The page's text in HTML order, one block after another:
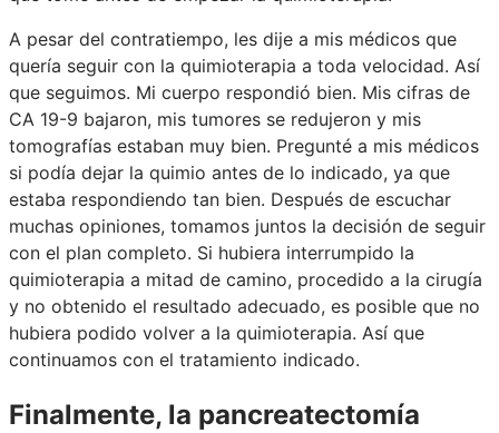
A pesar del contratiempo, les dije a mis médicos que
quería seguir con la quimioterapia a toda velocidad. Así
que seguimos. Mi cuerpo respondió bien. Mis cifras de
CA 19-9 bajaron, mis tumores se redujeron y mis
tomografías estaban muy bien. Pregunté a mis médicos
si podía dejar la quimio antes de lo indicado, ya que
estaba respondiendo tan bien. Después de escuchar
muchas opiniones, tomamos juntos la decisión de seguir
con el plan completo. Si hubiera interrumpido la
quimioterapia a mitad de camino, procedido a la cirugía
y no obtenido el resultado adecuado, es posible que no
hubiera podido volver a la quimioterapia. Así que
continuamos con el tratamiento indicado.
Finalmente, la pancreatectomía